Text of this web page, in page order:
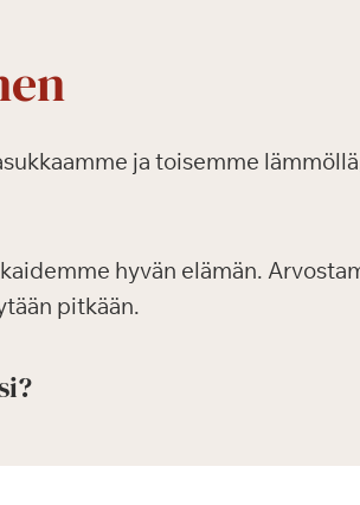
ja toisemme
hyvän elämän.
pitkään.